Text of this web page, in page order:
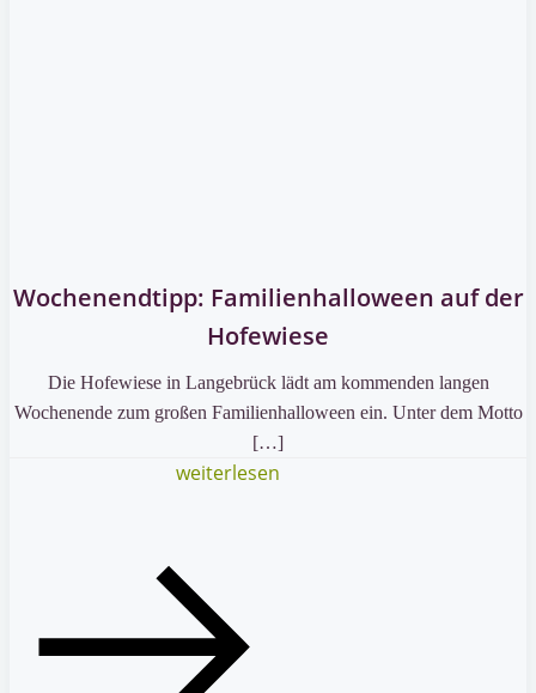
Wochenendtipp: Familienhalloween auf der
Hofewiese
Die Hofewiese in Langebrück lädt am kommenden langen
Wochenende zum großen Familienhalloween ein. Unter dem Motto
[…]
weiterlesen